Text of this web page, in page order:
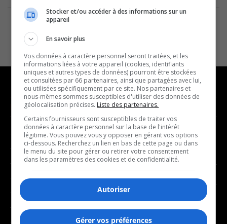
NOUVELLES
- Affaires municipales
- Communauté / Social
- Culture
- Économie
- Éducation
- Environnement
- Faits divers
MUSIQUE
- Décompte franco
- Joué récemment
BALADOS
- Affaires
- Art de vivre
Stocker et/ou accéder à des informations sur un
appareil
En savoir plus
Vos données à caractère personnel seront traitées, et les
informations liées à votre appareil (cookies, identifiants
uniques et autres types de données) pourront être stockées
et consultées par 66 partenaires, ainsi que partagées avec lui,
ou utilisées spécifiquement par ce site. Nos partenaires et
nous-mêmes sommes susceptibles d'utiliser des données de
géolocalisation précises. Liste des partenaires.
Certains fournisseurs sont susceptibles de traiter vos
données à caractère personnel sur la base de l'intérêt
légitime. Vous pouvez vous y opposer en gérant vos options
ci-dessous. Recherchez un lien en bas de cette page ou dans
le menu du site pour gérer ou retirer votre consentement
dans les paramètres des cookies et de confidentialité.
Autoriser
Gérer vos préférences